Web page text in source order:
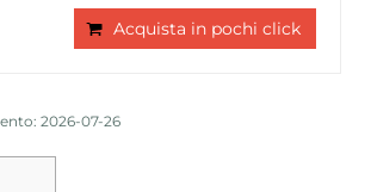
Acquista in pochi click
2026-07-26